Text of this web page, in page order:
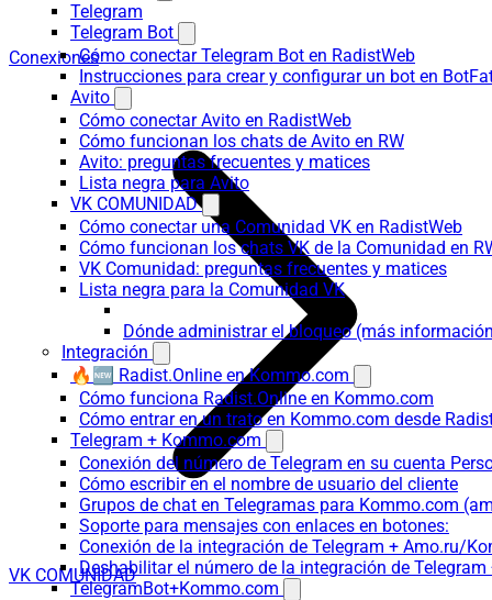
Telegram
Telegram Bot
Cómo conectar Telegram Bot en RadistWeb
Instrucciones para crear y configurar un bot en
Avito
Cómo conectar Avito en RadistWeb
Cómo funcionan los chats de Avito en RW
Avito: preguntas frecuentes y matices
Lista negra para Avito
VK COMUNIDAD
Cómo conectar una Comunidad VK en RadistWeb
Cómo funcionan los chats VK de la Comunidad en
VK Comunidad: preguntas frecuentes y matices
Lista negra para la Comunidad VK
Dónde administrar el bloqueo (más
Integración
🔥🆕 Radist.Online en Kommo.com
Cómo funciona Radist.Online en Kommo.com
Cómo entrar en un trato en Kommo.com desde
Telegram + Kommo.com
Conexión del número de Telegram en su cuenta
Cómo escribir en el nombre de usuario del cliente
Grupos de chat en Telegramas para Kommo.com
Soporte para mensajes con enlaces en botones:
Conexión de la integración de Telegram + Amo.ru/
Deshabilitar el número de la integración de
TelegramBot+Kommo.com
Conexiones
VK COMUNIDAD